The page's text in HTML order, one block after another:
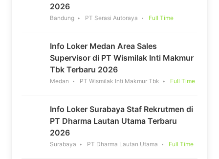
2026
Bandung PT Serasi Autoraya Full Time
Info Loker Medan Area Sales
Supervisor di PT Wismilak Inti Makmur
Tbk Terbaru 2026
Medan PT Wismilak Inti Makmur Tbk Full Time
Info Loker Surabaya Staf Rekrutmen di
PT Dharma Lautan Utama Terbaru
2026
Surabaya PT Dharma Lautan Utama Full Time